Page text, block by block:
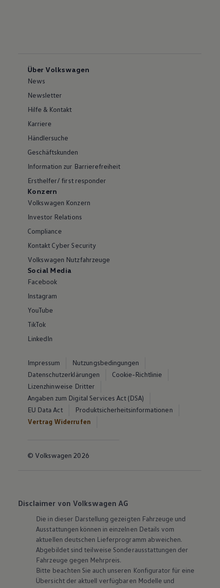
Über Volkswagen
News
Newsletter
Hilfe & Kontakt
Karriere
Händlersuche
Geschäftskunden
Information zur Barrierefreiheit
Ersthelfer/ first responder
Konzern
Volkswagen Konzern
Investor Relations
Compliance
Kontakt Cyber Security
Volkswagen Nutzfahrzeuge
Social Media
Facebook
Instagram
YouTube
TikTok
LinkedIn
Impressum
Nutzungsbedingungen
Datenschutzerklärungen
Cookie-Richtlinie
Lizenzhinweise Dritter
Angaben zum Digital Services Act (DSA)
EU Data Act
Produktsicherheitsinformationen
Vertrag Widerrufen
© Volkswagen 2026
Disclaimer von Volkswagen AG
Die in dieser Darstellung gezeigten Fahrzeuge und
Ausstattungen können in einzelnen Details vom
aktuellen deutschen Lieferprogramm abweichen.
Abgebildet sind teilweise Sonderausstattungen der
Fahrzeuge gegen Mehrpreis.
Bitte beachten Sie auch unseren Konfigurator für eine
Übersicht der aktuell verfügbaren Modelle und